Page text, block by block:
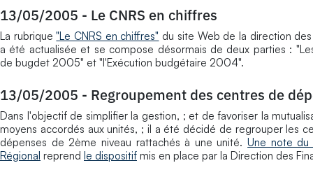
13/05/2005 - Le CNRS en chiffres
La rubrique"Le CNRS en chiffres" du site Web de la direction
a été actualisée et se compose désormais de deux parties :
de bugdet 2005" et "l'Exécution budgétaire 2004".
13/05/2005 - Regroupement des centres de
Dans l'objectif de simplifier la gestion, ; et de favoriser la
moyens accordés aux unités, ; il a été décidé de regrouper les
dépenses de 2ème niveau rattachés à une unité.Une note du
Régional reprend le dispositif mis en place par la Direction des